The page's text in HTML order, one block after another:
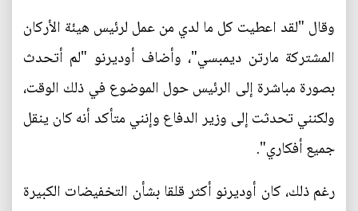
وقال "لقد اعطيت كل ما لدي من عمل لرئيس هيئة الأركان
المشتركة مارتن ديمبسي"، وأضاف أوديرنو "لم أتحدث
بصورة مباشرة إلى الرئيس حول الموضوع في ذلك الوقت،
ولكنني تحدثت إلى وزير الدفاع وإنني متأكد أنه كان ينقل
جميع أفكاري".
رغم ذلك، كان أوديرنو أكثر قلقا بشأن التخفيضات الكبيرة